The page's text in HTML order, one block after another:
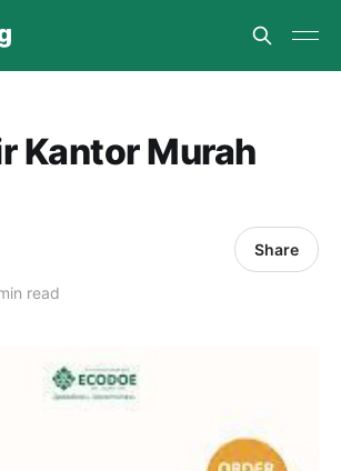
Kantor Murah
read
Share